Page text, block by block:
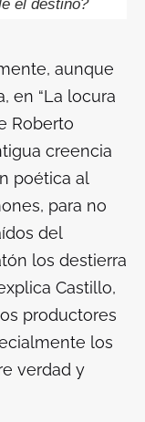
el destino?
aunque
en “La locura
Roberto
creencia
poética al
, para no
del
los destierra
Castillo,
productores
los
verdad y